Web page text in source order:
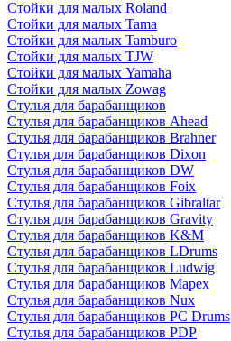
Стойки для малых Roland
Стойки для малых Tama
Стойки для малых Tamburo
Стойки для малых TJW
Стойки для малых Yamaha
Стойки для малых Zowag
Стулья для барабанщиков
Стулья для барабанщиков Ahead
Стулья для барабанщиков Brahner
Стулья для барабанщиков Dixon
Стулья для барабанщиков DW
Стулья для барабанщиков Foix
Стулья для барабанщиков Gibraltar
Стулья для барабанщиков Gravity
Стулья для барабанщиков K&M
Стулья для барабанщиков LDrums
Стулья для барабанщиков Ludwig
Стулья для барабанщиков Mapex
Стулья для барабанщиков Nux
Стулья для барабанщиков PC Drums
Стулья для барабанщиков PDP